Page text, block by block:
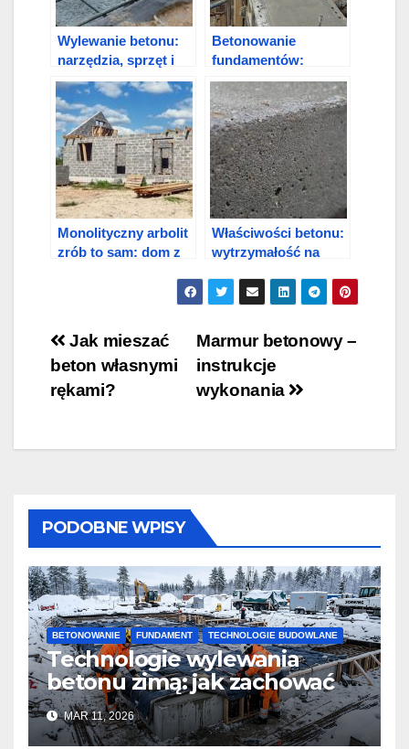
Wylewanie betonu:
narzędzia, sprzęt i
technologia
Betonowanie
fundamentów:
roboty ziemne,
przygotowania i
metody
Monolityczny arbolit
zrób to sam: dom z
Właściwości betonu:
wytrzymałość na
rozpraszanie ciepła
Nawigacja
wpisu
Marmur betonowy –
instrukcje
wykonania
Jak mieszać
beton własnymi
rękami?
PODOBNE WPISY
BETONOWANIE FUNDAMENT TECHNOLOGIE BUDOWLANE
Technologie wylewania
betonu zimą: jak zachować
jakość i przyspieszyć
twardnienie
MAR 11, 2026